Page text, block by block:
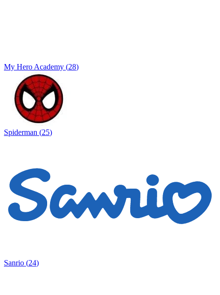
My Hero Academy (28)
Spiderman (25)
Sanrio (24)